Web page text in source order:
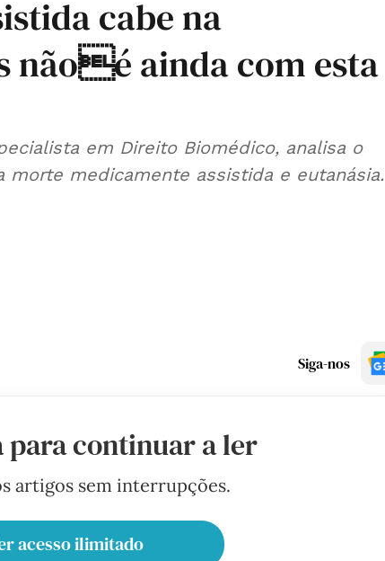
cabe na
nãoé ainda com esta
em Direito Biomédico, analisa o
medicamente assistida e eutanásia.
Siga-nos
para continuar a ler
artigos sem interrupções.
acesso ilimitado